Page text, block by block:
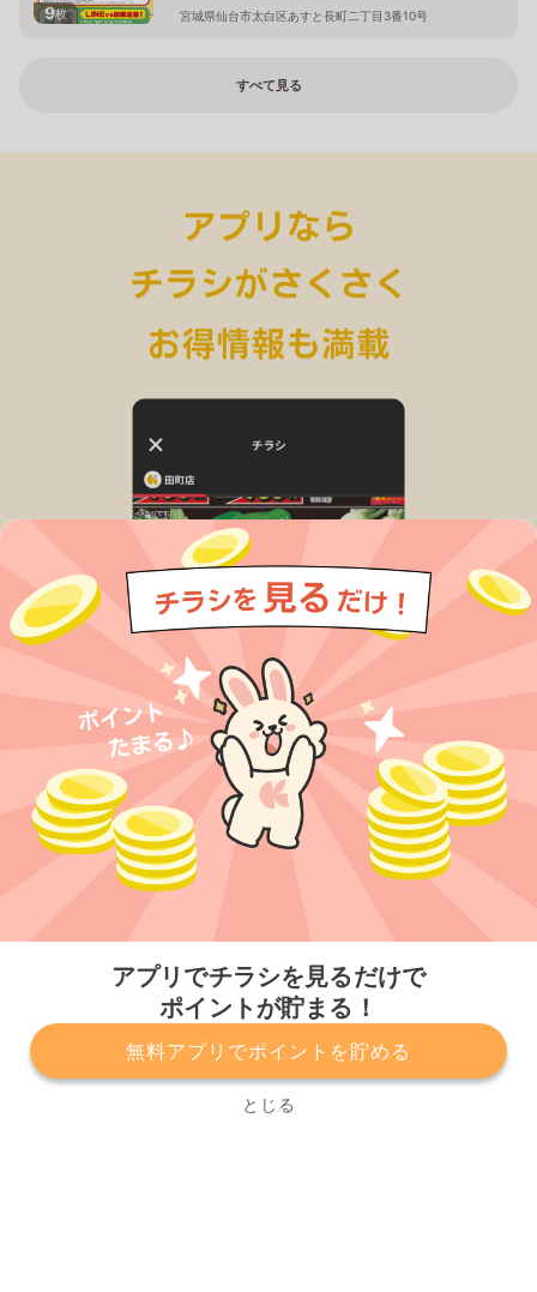
アプリでチラシを見るだけで
ポイントが貯まる！
無料アプリでポイントを貯める
とじる
9枚 宮城県仙台市太白区あすと長町二丁目3番10号
すべて見る
プライバシーポリシー 利用規約
運営会社
サービスに関してのお問い合わせ